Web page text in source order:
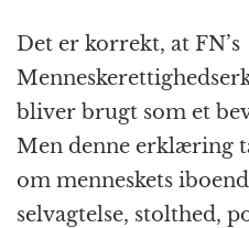
Det er korrekt, at FN’s
bliver brugt som et
Men denne erklæring
om menneskets
selvagtelse, stolthed,